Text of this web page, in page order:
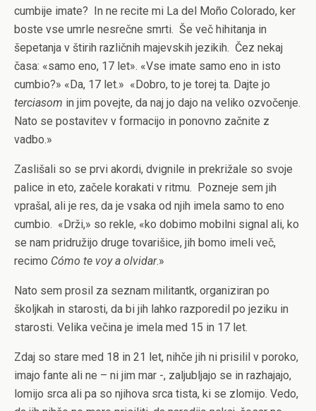
cumbije imate? In ne recite mi La del Moño Colorado, ker
boste vse umrle nesrečne smrti. Še več hihitanja in
šepetanja v štirih različnih majevskih jezikih. Čez nekaj
časa: «samo eno, 17 let». «Vse imate samo eno in isto
cumbio?» «Da, 17 let.» «Dobro, to je torej ta. Dajte jo
terciasom in jim povejte, da naj jo dajo na veliko ozvočenje.
Nato se postavitev v formacijo in ponovno začnite z
vadbo.»
Zaslišali so se prvi akordi, dvignile in prekrižale so svoje
palice in eto, začele korakati v ritmu. Pozneje sem jih
vprašal, ali je res, da je vsaka od njih imela samo to eno
cumbio. «Drži,» so rekle, «ko dobimo mobilni signal ali, ko
se nam pridružijo druge tovarišice, jih bomo imeli več,
recimo Cómo te voy a olvidar.»
Nato sem prosil za seznam militantk, organiziran po
školjkah in starosti, da bi jih lahko razporedil po jeziku in
starosti. Velika večina je imela med 15 in 17 let.
Zdaj so stare med 18 in 21 let, nihče jih ni prisilil v poroko,
imajo fante ali ne – ni jim mar -, zaljubljajo se in razhajajo,
lomijo srca ali pa so njihova srca tista, ki se zlomijo. Vedo,